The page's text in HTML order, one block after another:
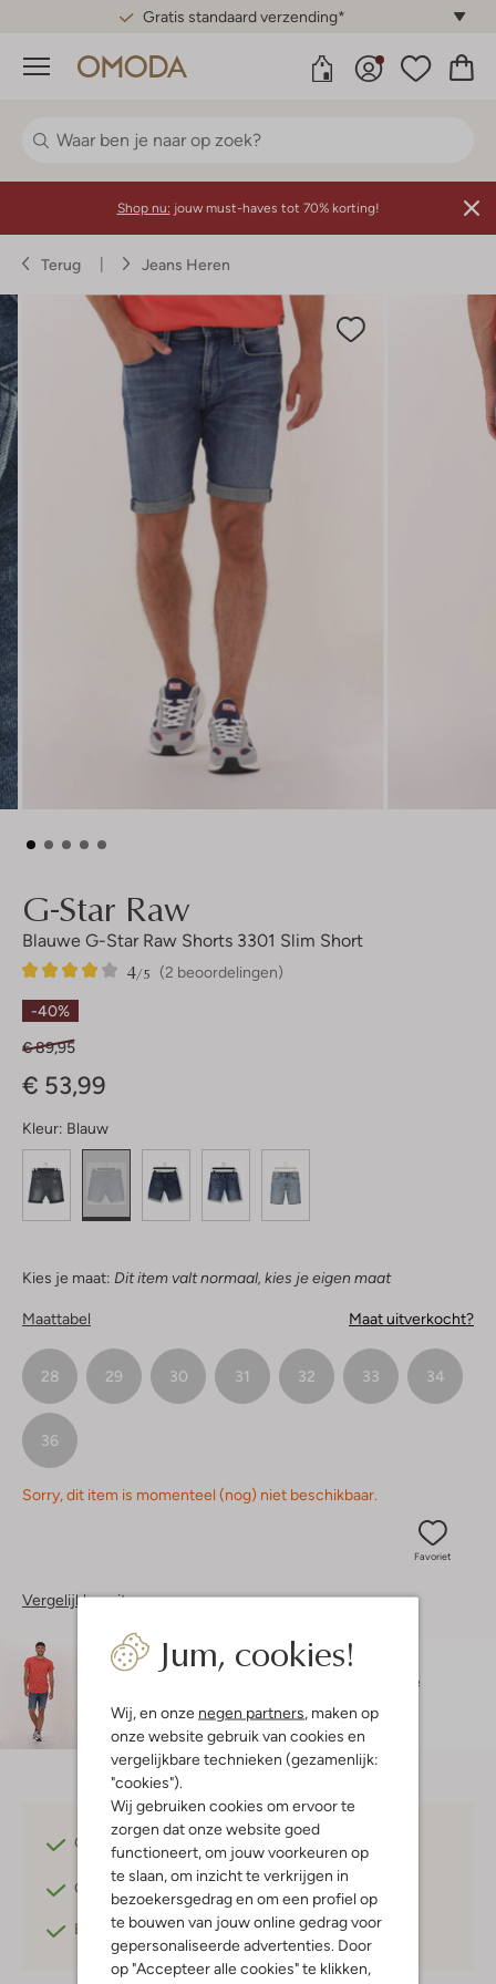
Gratis standaard verzending*
Menu
Jum, cookies!
Wij, en onze negen partners , maken op
onze website gebruik van cookies en
vergelijkbare technieken (gezamenlijk:
"cookies").
Wij gebruiken cookies om ervoor te
zorgen dat onze website goed
functioneert, om jouw voorkeuren op
te slaan, om inzicht te verkrijgen in
bezoekersgedrag en om een profiel op
te bouwen van jouw online gedrag voor
gepersonaliseerde advertenties. Door
op "Accepteer alle cookies" te klikken,
Shop nu: jouw must-haves tot 70% korting!
Terug Jeans Heren
G-Star Raw
Blauwe G-Star Raw Shorts 3301 Slim Short
(2 beoordelingen)
4/5
2
4
Sterren
-40%
€ 89,95
€ 53,99
Kleur: Blauw
Kies je maat: Dit item valt normaal, kies je eigen maat
Maattabel Maat uitverkocht?
28 29 30 31 32 33 34
36
Sorry, dit item is momenteel (nog) niet beschikbaar.
Favoriet
Vergelijkbare items
Maatadvies
De
pasvorm is
Gratis verzending
Gratis retourneren binnen 30 dagen*
Betaal achterafmet Klarna